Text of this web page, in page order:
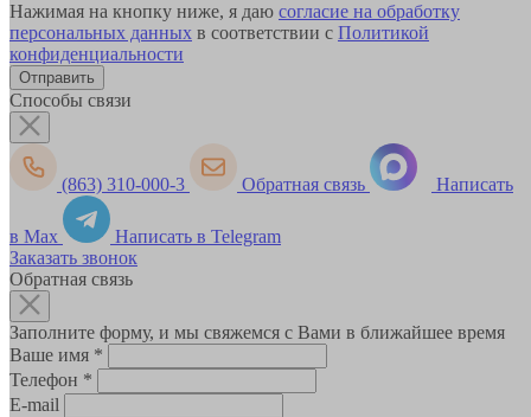
Нажимая на кнопку ниже, я даю согласие на обработку
персональных данных в соответствии с Политикой
конфиденциальности
Способы связи
(863) 310-000-3 Обратная связь Написать
в Max
Написать в Telegram
Заказать звонок
Обратная связь
Заполните форму, и мы свяжемся с Вами в ближайшее время
Ваше имя *
Телефон *
E-mail